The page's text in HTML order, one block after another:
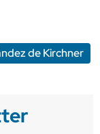
de Kirchner